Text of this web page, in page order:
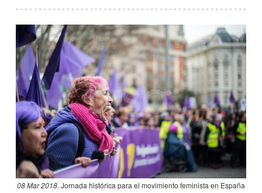
08 Mar 2018. Jornada histórica para el movimiento feminista en España